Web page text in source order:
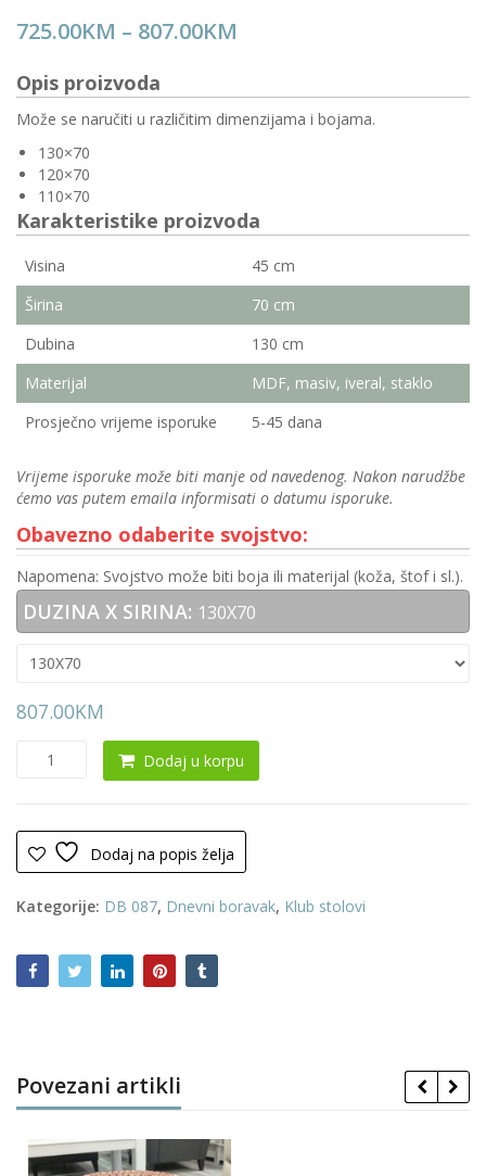
725.00KM – 807.00KM
725.00KM
through
Opis proizvoda
Može se naručiti u različitim dimenzijama i bojama.
130×70
120×70
110×70
Karakteristike proizvoda
Visina
45 cm
Širina
70 cm
Dubina
130 cm
Materijal
MDF, masiv, iveral, staklo
Prosječno vrijeme isporuke
5-45 dana
Vrijeme isporuke može biti manje od navedenog. Nakon narudžbe
ćemo vas putem emaila informisati o datumu isporuke.
Obavezno odaberite svojstvo:
Napomena: Svojstvo može biti boja ili materijal (koža, štof i sl.).
DUZINA X SIRINA: 130X70
807.00KM
Dodaj u korpu
Dodaj na popis želja
Kategorije: DB 087, Dnevni boravak, Klub stolovi
Povezani artikli